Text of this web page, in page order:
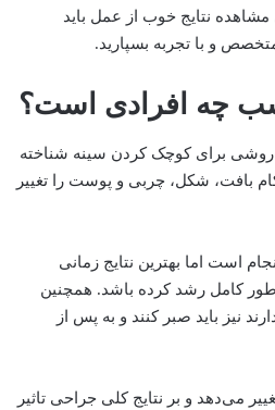
نتایج خوب از عمل باید
و با تجربه بسپارید.
چه افرادی است؟
روشی برای کوچک کردن سینه شناخته
بافت، شکل، چربی و پوست را تغییر
است اما بهترین نتایج زمانی
کامل رشد کرده باشد. همچنین
نیز باید صبر کنند و به پس از
می‌دهد و بر نتایج کلی جراحی تاثیر